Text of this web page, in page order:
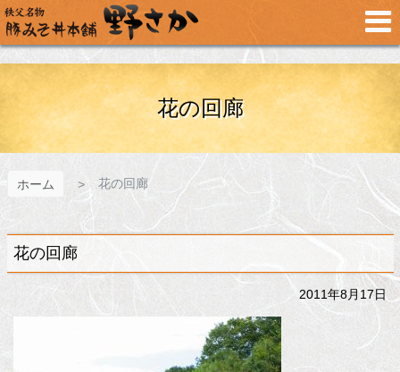
メ
イ
ン
コ
プ
花の回廊
ホーム 花の回廊
花の回廊
2011年8月17日